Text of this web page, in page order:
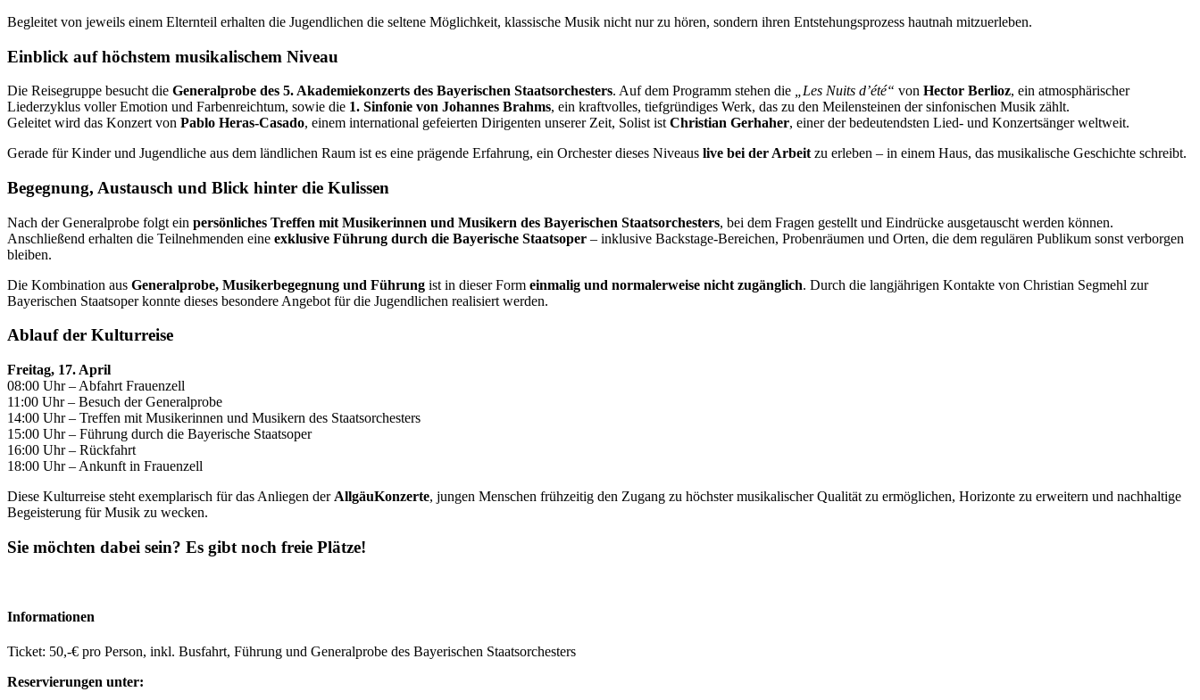
Begleitet von jeweils einem Elternteil erhalten die Jugendlichen die seltene Möglichkeit, klassische Musik nicht nur zu hören, sondern ihren Entstehungsprozess hautnah mitzuerleben.
Einblick auf höchstem musikalischem Niveau
Die Reisegruppe besucht die Generalprobe des 5. Akademiekonzerts des Bayerischen Staatsorchesters. Auf dem Programm stehen die „Les Nuits d’été“ von Hector Berlioz, ein atmosphärischer
Liederzyklus voller Emotion und Farbenreichtum, sowie die 1. Sinfonie von Johannes Brahms, ein kraftvolles, tiefgründiges Werk, das zu den Meilensteinen der sinfonischen Musik zählt.
Geleitet wird das Konzert von Pablo Heras-Casado, einem international gefeierten Dirigenten unserer Zeit, Solist ist Christian Gerhaher, einer der bedeutendsten Lied- und Konzertsänger weltweit.
Gerade für Kinder und Jugendliche aus dem ländlichen Raum ist es eine prägende Erfahrung, ein Orchester dieses Niveaus live bei der Arbeit zu erleben – in einem Haus, das musikalische Geschichte schreibt.
Begegnung, Austausch und Blick hinter die Kulissen
Nach der Generalprobe folgt ein persönliches Treffen mit Musikerinnen und Musikern des Bayerischen Staatsorchesters, bei dem Fragen gestellt und Eindrücke ausgetauscht werden können.
Anschließend erhalten die Teilnehmenden eine exklusive Führung durch die Bayerische Staatsoper – inklusive Backstage-Bereichen, Probenräumen und Orten, die dem regulären Publikum sonst verborgen
bleiben.
Die Kombination aus Generalprobe, Musikerbegegnung und Führung ist in dieser Form einmalig und normalerweise nicht zugänglich. Durch die langjährigen Kontakte von Christian Segmehl zur
Bayerischen Staatsoper konnte dieses besondere Angebot für die Jugendlichen realisiert werden.
Ablauf der Kulturreise
Freitag, 17. April
08:00 Uhr – Abfahrt Frauenzell
11:00 Uhr – Besuch der Generalprobe
14:00 Uhr – Treffen mit Musikerinnen und Musikern des Staatsorchesters
15:00 Uhr – Führung durch die Bayerische Staatsoper
16:00 Uhr – Rückfahrt
18:00 Uhr – Ankunft in Frauenzell
Diese Kulturreise steht exemplarisch für das Anliegen der AllgäuKonzerte, jungen Menschen frühzeitig den Zugang zu höchster musikalischer Qualität zu ermöglichen, Horizonte zu erweitern und nachhaltige
Begeisterung für Musik zu wecken.
Sie möchten dabei sein? Es gibt noch freie Plätze!
Informationen
Ticket: 50,-€ pro Person, inkl. Busfahrt, Führung und Generalprobe des Bayerischen Staatsorchesters
Reservierungen unter: